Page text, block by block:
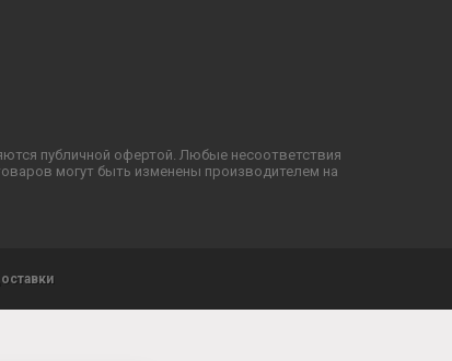
публичной офертой. Любые несоответствия
могут быть изменены производителем на